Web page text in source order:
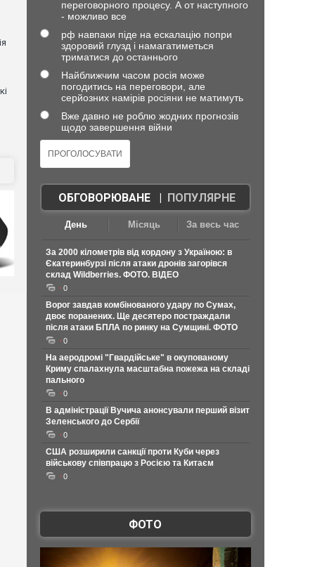
переговорного процесу. А от наступного
- можливо все
рф навпаки піде на ескалацію попри
здоровий глузд і намагатиметься
триматися до останнього
Найближчим часом росія може
погодитись на переговори, але
серйозних намірів росіяни не матимуть
Вже давно не роблю жодних прогнозів
щодо завершення війни
ОБГОВОРЮВАНЕ| ПОПУЛЯРНЕ
День Місяць За весь час
За 2000 кілометрів від кордону з Україною: в
Єкатеринбурзі після атаки дронів загорівся
склад Wildberries. ФОТО. ВІДЕО
0
Ворог завдав комбінованого удару по Сумах,
двоє поранених. Ще десятеро постраждали
після атаки БПЛА по ринку на Сумщині. ФОТО
0
На аеродромі "Гвардійське" в окупованому
Криму спалахнула масштабна пожежа на складі
пального
0
В адміністрації Вучича анонсували перший візит
Зеленського до Сербії
0
США розширили санкції проти Куби через
військову співпрацю з Росією та Китаєм
0
ФОТО